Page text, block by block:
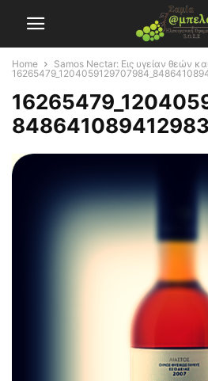
Home
Samos Nectar: Εις υγείαν θεών